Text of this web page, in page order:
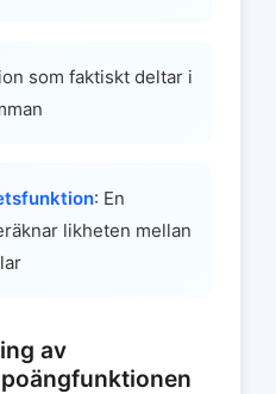
som faktiskt deltar i
: En
likheten mellan
av